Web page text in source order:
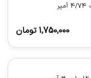
1,750,000 تومان